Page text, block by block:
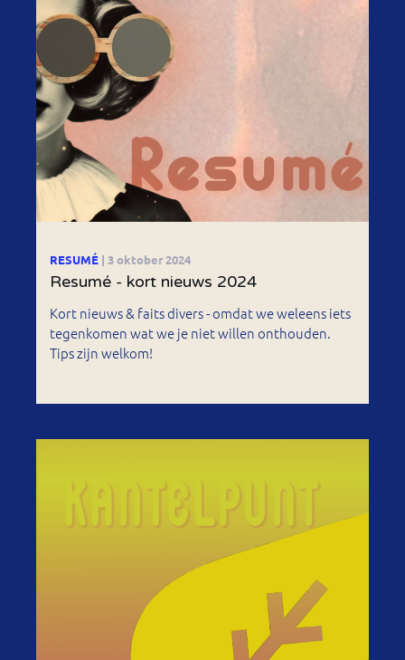
RESUMÉ | 3 oktober 2024
Resumé - kort nieuws 2024
Kort nieuws & faits divers - omdat we weleens iets
tegenkomen wat we je niet willen onthouden.
Tips zijn welkom!